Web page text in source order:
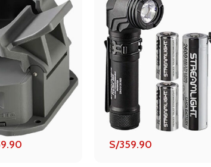
S/359.90